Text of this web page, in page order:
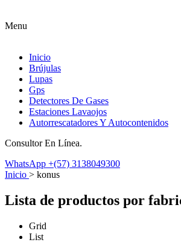
Menu
Inicio
Brújulas
Lupas
Gps
Detectores De Gases
Estaciones Lavaojos
Autorrescatadores Y Autocontenidos
Consultor En Línea.
WhatsApp +(57) 3138049300
Inicio > konus
Lista de productos por
Grid
List